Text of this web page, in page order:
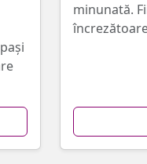
minunată.